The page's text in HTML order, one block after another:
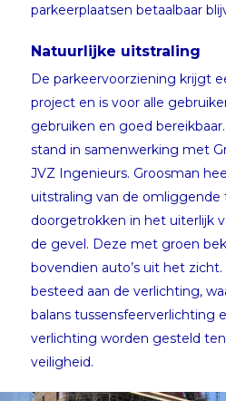
parkeerplaatsen betaalbaar
Natuurlijke uitstraling
De parkeervoorziening krijgt
project en is voor alle
gebruiken en goed
stand in samenwerking met
JVZ Ingenieurs. Groosman
uitstraling van de
doorgetrokken in het uiterlijk
de gevel. Deze met groen
bovendien auto’s uit het
besteed aan de verlichting,
balans tussensfeerverlichting
verlichting worden gesteld
veiligheid.